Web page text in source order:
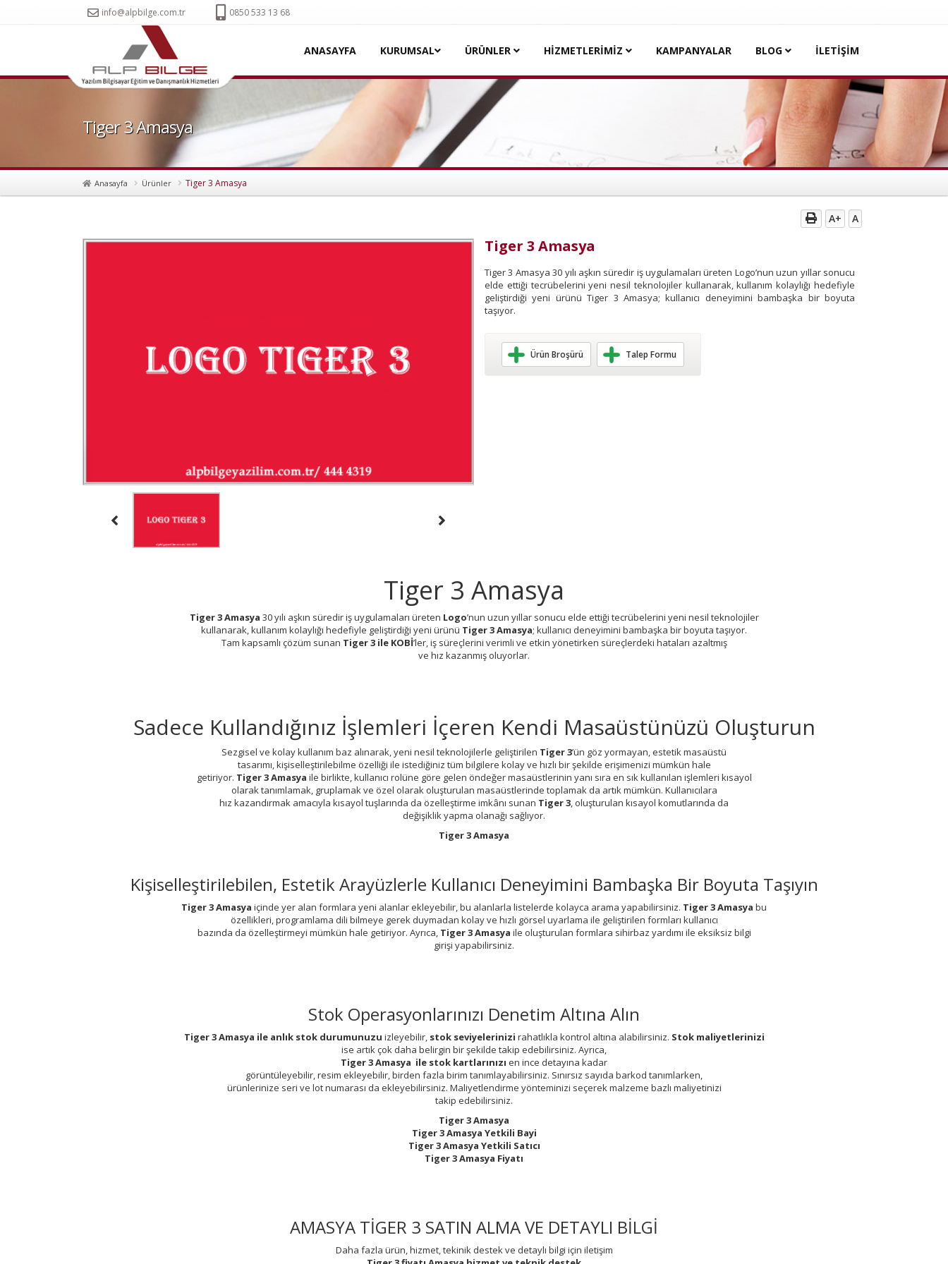
info@alpbilge.com.tr 0850 533 13 68
ANASAYFA KURUMSAL ÜRÜNLER HİZMETLERİMİZ KAMPANYALAR BLOG İLETİŞİM
Tiger 3 Amasya
Anasayfa Ürünler Tiger 3 Amasya
A+ A
Tiger 3 Amasya
Tiger 3 Amasya 30 yılı aşkın süredir iş uygulamaları üreten Logo’nun uzun yıllar sonucu
elde ettiği tecrübelerini yeni nesil teknolojiler kullanarak, kullanım kolaylığı hedefiyle
geliştirdiği yeni ürünü Tiger 3 Amasya; kullanıcı deneyimini bambaşka bir boyuta
taşıyor.
Ürün Broşürü Talep Formu
Tiger 3 Amasya
Tiger 3 Amasya 30 yılı aşkın süredir iş uygulamaları üreten Logo’nun uzun yıllar sonucu elde ettiği tecrübelerini yeni nesil teknolojiler
kullanarak, kullanım kolaylığı hedefiyle geliştirdiği yeni ürünü Tiger 3 Amasya; kullanıcı deneyimini bambaşka bir boyuta taşıyor.
Tam kapsamlı çözüm sunan Tiger 3 ile KOBİ’ler, iş süreçlerini verimli ve etkin yönetirken süreçlerdeki hataları azaltmış
ve hız kazanmış oluyorlar.
Sadece Kullandığınız İşlemleri İçeren Kendi Masaüstünüzü Oluşturun
Sezgisel ve kolay kullanım baz alınarak, yeni nesil teknolojilerle geliştirilen Tiger 3’ün göz yormayan, estetik masaüstü
tasarımı, kişiselleştirilebilme özelliği ile istediğiniz tüm bilgilere kolay ve hızlı bir şekilde erişimenizi mümkün hale
getiriyor. Tiger 3 Amasya ile birlikte, kullanıcı rolüne göre gelen öndeğer masaüstlerinin yanı sıra en sık kullanılan işlemleri kısayol
olarak tanımlamak, gruplamak ve özel olarak oluşturulan masaüstlerinde toplamak da artık mümkün. Kullanıcılara
hız kazandırmak amacıyla kısayol tuşlarında da özelleştirme imkânı sunan Tiger 3, oluşturulan kısayol komutlarında da
değişiklik yapma olanağı sağlıyor.
Tiger 3 Amasya
Kişiselleştirilebilen, Estetik Arayüzlerle Kullanıcı Deneyimini Bambaşka Bir Boyuta Taşıyın
Tiger 3 Amasya içinde yer alan formlara yeni alanlar ekleyebilir, bu alanlarla listelerde kolayca arama yapabilirsiniz. Tiger 3 Amasya bu
özellikleri, programlama dili bilmeye gerek duymadan kolay ve hızlı görsel uyarlama ile geliştirilen formları kullanıcı
bazında da özelleştirmeyi mümkün hale getiriyor. Ayrıca, Tiger 3 Amasya ile oluşturulan formlara sihirbaz yardımı ile eksiksiz bilgi
girişi yapabilirsiniz.
Stok Operasyonlarınızı Denetim Altına Alın
Tiger 3 Amasya ile anlık stok durumunuzu izleyebilir, stok seviyelerinizi rahatlıkla kontrol altına alabilirsiniz. Stok maliyetlerinizi
ise artık çok daha belirgin bir şekilde takip edebilirsiniz. Ayrıca,
Tiger 3 Amasya ile stok kartlarınızı en ince detayına kadar
görüntüleyebilir, resim ekleyebilir, birden fazla birim tanımlayabilirsiniz. Sınırsız sayıda barkod tanımlarken,
ürünlerinize seri ve lot numarası da ekleyebilirsiniz. Maliyetlendirme yönteminizi seçerek malzeme bazlı maliyetinizi
takip edebilirsiniz.
Tiger 3 Amasya
Tiger 3 Amasya Yetkili Bayi
Tiger 3 Amasya Yetkili Satıcı
Tiger 3 Amasya Fiyatı
AMASYA TİGER 3 SATIN ALMA VE DETAYLI BİLGİ
Daha fazla ürün, hizmet, tekinik destek ve detaylı bilgi için iletişim